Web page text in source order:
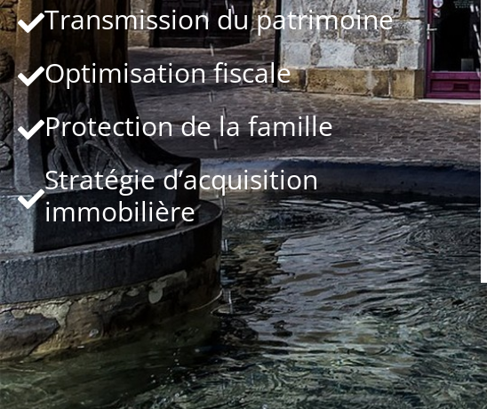
Transmission du patrimoine
Optimisation fiscale
Protection de la famille
Stratégie d’acquisition
immobilière